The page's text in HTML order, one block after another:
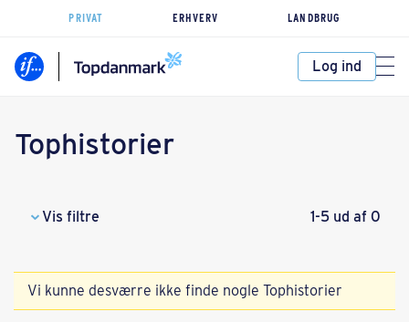
PRIVAT ERHVERV LANDBRUG
Log ind
Tophistorier
Vis filtre 1-5 ud af 0
Vi kunne desværre ikke finde nogle Tophistorier